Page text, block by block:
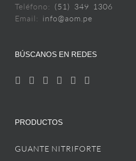
Teléfono: (51) 349 1306
Email: info@aom.pe
BÚSCANOS EN REDES
PRODUCTOS
GUANTE NITRIFORTE